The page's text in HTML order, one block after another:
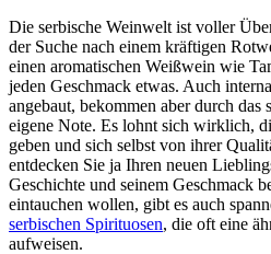
Die serbische Weinwelt ist voller
der Suche nach einem kräftigen
einen aromatischen Weißwein wie
jeden Geschmack etwas. Auch
angebaut, bekommen aber durch
eigene Note. Es lohnt sich wirklich,
geben und sich selbst von ihrer
entdecken Sie ja Ihren neuen
Geschichte und seinem Geschmack
eintauchen wollen, gibt es auch
serbischen Spirituosen, die oft eine
aufweisen.